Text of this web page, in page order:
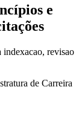
e
indexacao, revisao
de Carreira